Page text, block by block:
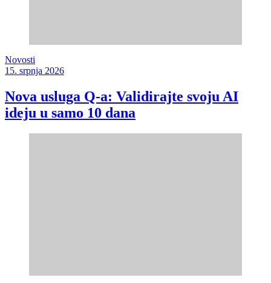
Novosti
15. srpnja 2026
Nova usluga Q-a: Validirajte svoju AI
ideju u samo 10 dana